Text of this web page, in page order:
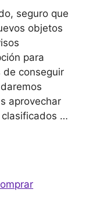
seguro que
objetos
para
de conseguir
aprovechar
clasificados …